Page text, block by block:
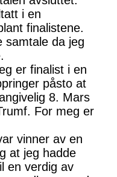
i en
finalistene.
samtale da jeg
er finalist i en
påsto at
8. Mars
For meg er
vinner av en
at jeg hadde
en verdig av